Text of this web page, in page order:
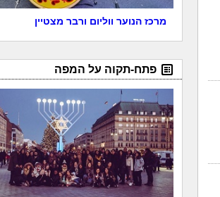
מרכז הנוער ווליום ורבר מצטיין
פתח-תקוה על המפה